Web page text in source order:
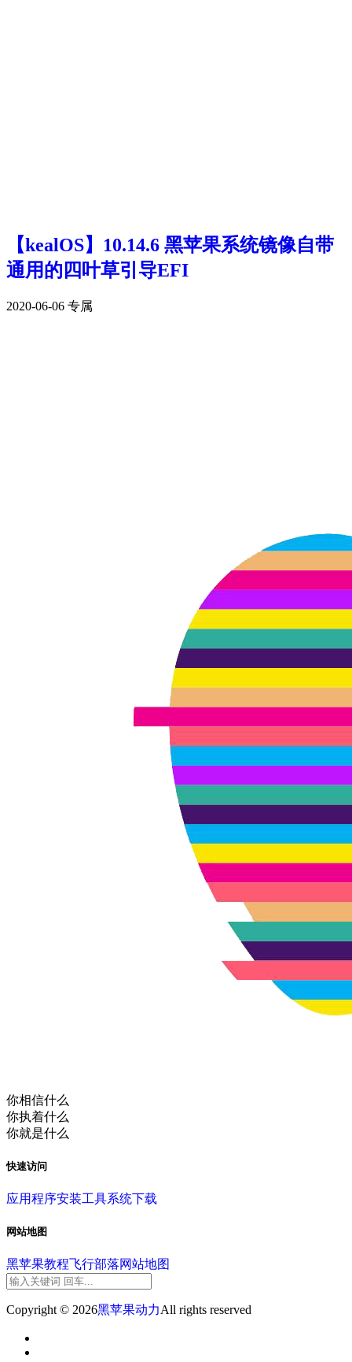
【kealOS】10.14.6 黑苹果系统镜像自带
通用的四叶草引导EFI
2020-06-06 专属
你相信什么
你执着什么
你就是什么
快速访问
应用程序安装工具系统下载
网站地图
黑苹果教程飞行部落网站地图
Copyright © 2026黑苹果动力All rights reserved